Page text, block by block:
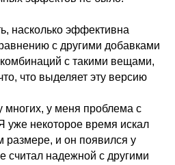
насколько эффективна
с другими добавками
с такими вещами,
что выделяет эту версию
многих, у меня проблема с
уже некоторое время искал
размере, и он появился у
считал надежной с другими